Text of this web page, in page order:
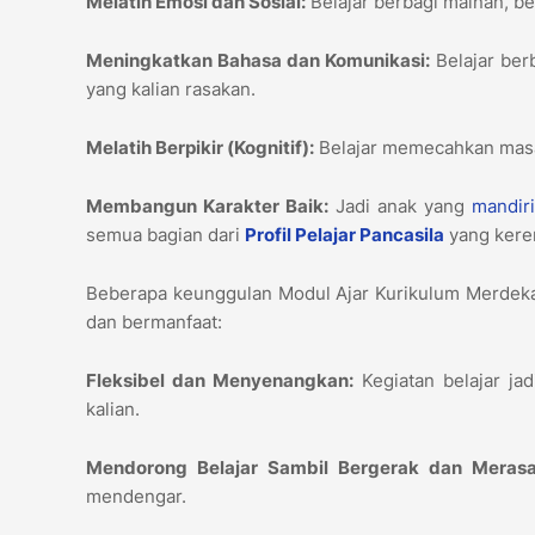
Meningkatkan Bahasa dan Komunikasi: Belajar
yang kalian rasakan.
Melatih Berpikir (Kognitif): Belajar memecahkan
Membangun Karakter Baik: Jadi anak yang mandiri
semua bagian dari Profil Pelajar Pancasila yang
Beberapa keunggulan Modul Ajar Kurikulum
dan bermanfaat:
Fleksibel dan Menyenangkan:Kegiatan belajar
kalian.
Mendorong Belajar Sambil Bergerak dan
mendengar.